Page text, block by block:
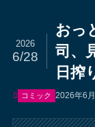
おっ
司、
日搾
2026
6/28
コミック 2026年6